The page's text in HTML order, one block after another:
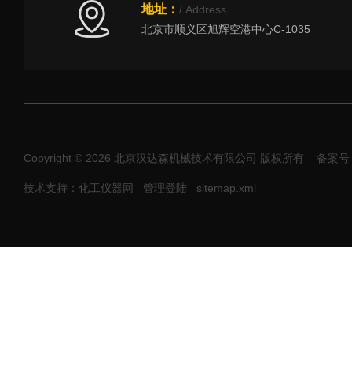
地址： / Address
北京市顺义区旭辉空港中心C-1035
Copyright © 2026 北京汉达森机械技术有限公司 版权所有 备案
技术支持：化工仪器网 管理登陆 sitemap.xml